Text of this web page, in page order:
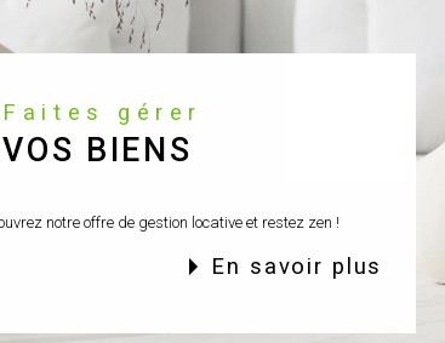
Faites gérer
VOS BIENS
notre offre de gestion locative et restez zen !
en savoir plus